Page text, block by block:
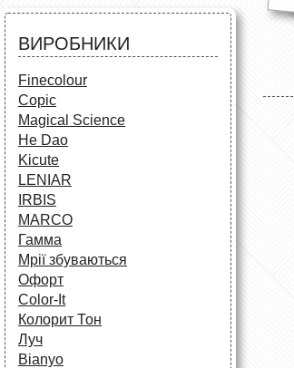
Аксесуари для школярів
ВИРОБНИКИ
Finecolour
Copic
Magical Science
He Dao
Kicute
LENIAR
IRBIS
MARCO
Гамма
Мрії збуваються
Офорт
Сolor-It
Колорит Тон
Луч
Bianyo